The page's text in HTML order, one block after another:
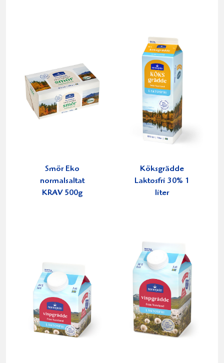
Smör Eko
normalsaltat
KRAV 500g
Köksgrädde
Laktosfri 30% 1
liter